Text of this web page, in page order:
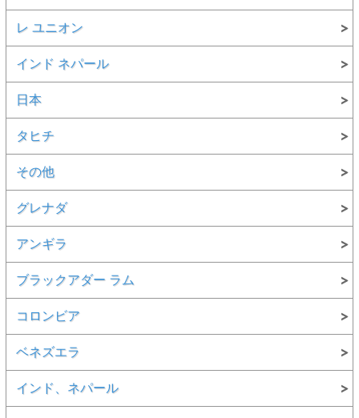
レ ユニオン
インド ネパール
日本
タヒチ
その他
グレナダ
アンギラ
ブラックアダー ラム
コロンビア
ベネズエラ
インド、ネパール